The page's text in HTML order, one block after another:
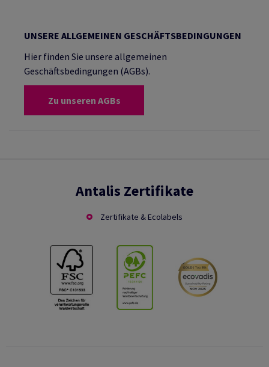
UNSERE ALLGEMEINEN GESCHÄFTSBEDINGUNGEN
Hier finden Sie unsere allgemeinen
Geschäftsbedingungen (AGBs).
Zu unseren AGBs
Antalis Zertifikate
Zertifikate & Ecolabels